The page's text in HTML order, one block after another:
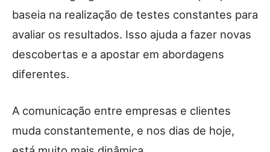
baseia na realização de testes constantes para
avaliar os resultados. Isso ajuda a fazer novas
descobertas e a apostar em abordagens
diferentes.
A comunicação entre empresas e clientes
muda constantemente, e nos dias de hoje,